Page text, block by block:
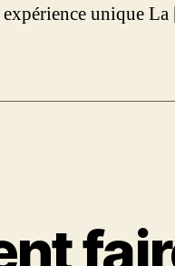
expérience unique